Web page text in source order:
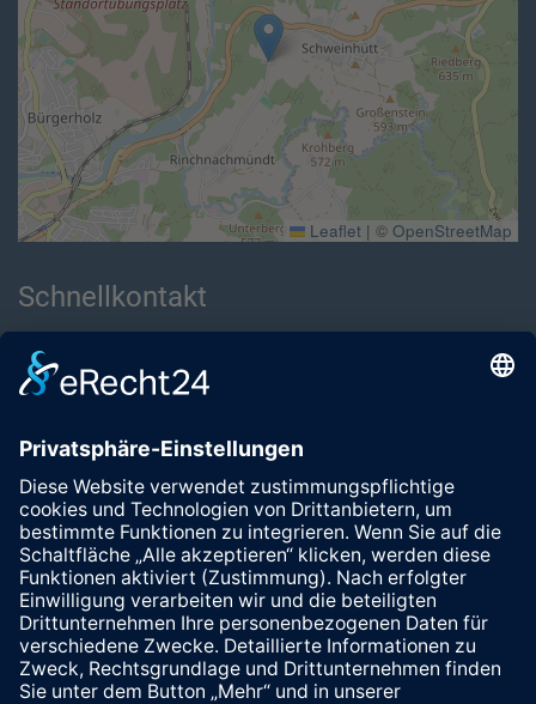
Leaflet | © OpenStreetMap
Schnellkontakt
Name *
Telefon *
Nachricht
Senden